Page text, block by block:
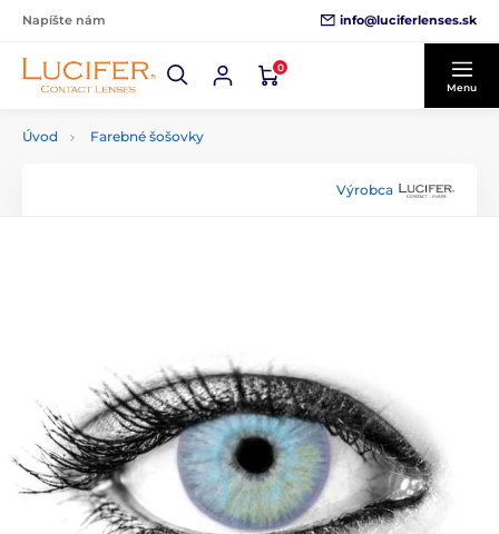
Napíšte nám info@luciferlenses.sk
0
Menu
Úvod Farebné šošovky
Výrobca